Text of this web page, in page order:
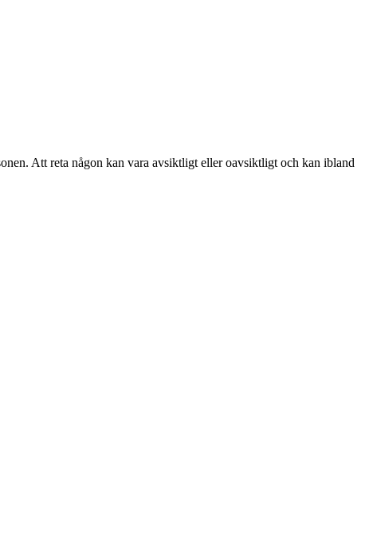
Att reta någon kan vara avsiktligt eller oavsiktligt och kan ibland